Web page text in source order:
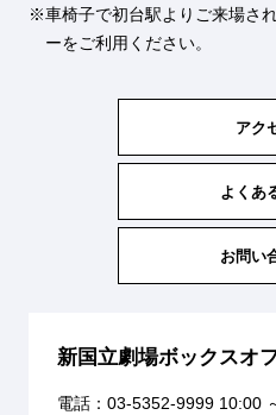
車椅子で初台駅よりご来場さ
ーをご利用ください。
アク
よくあ
お問い
新国立劇場ボックスオ
電話： 03-5352-999910:00